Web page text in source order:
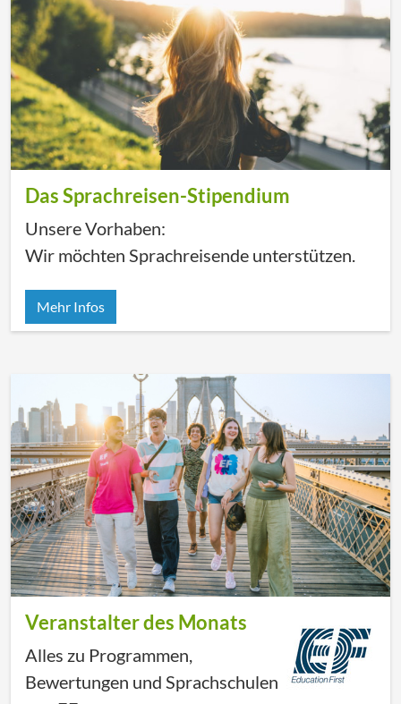
Das Sprachreisen-Stipendium
Unsere Vorhaben:
Wir möchten Sprachreisende unterstützen.
Mehr Infos
Veranstalter des Monats
Alles zu Programmen,
Bewertungen und Sprachschulen